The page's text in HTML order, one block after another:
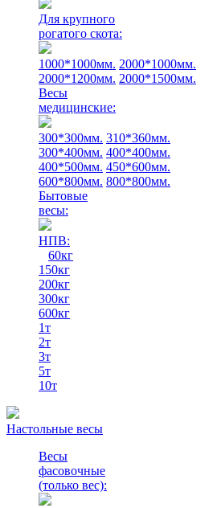
Для крупного
рогатого скота:
1000*1000мм. 2000*1000мм.
2000*1200мм. 2000*1500мм.
Весы
медицинские:
300*300мм. 310*360мм.
300*400мм. 400*400мм.
400*500мм. 450*600мм.
600*800мм. 800*800мм.
Бытовые
весы:
НПВ:
60кг
150кг
200кг
300кг
600кг
1т
2т
3т
5т
10т
Настольные весы
Весы
фасовочные
(только вес):